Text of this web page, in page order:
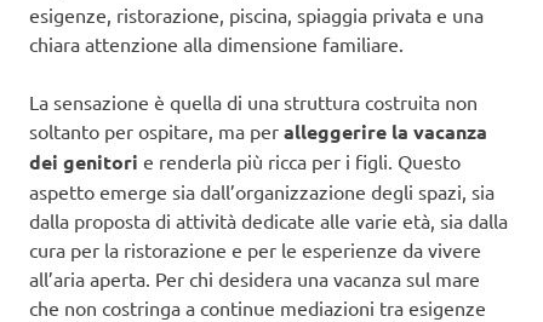
esigenze, ristorazione, piscina, spiaggia privata e una
chiara attenzione alla dimensione familiare.
La sensazione è quella di una struttura costruita non
soltanto per ospitare, ma per alleggerire la vacanza
dei genitori e renderla più ricca per i figli. Questo
aspetto emerge sia dall’organizzazione degli spazi, sia
dalla proposta di attività dedicate alle varie età, sia dalla
cura per la ristorazione e per le esperienze da vivere
all’aria aperta. Per chi desidera una vacanza sul mare
che non costringa a continue mediazioni tra esigenze